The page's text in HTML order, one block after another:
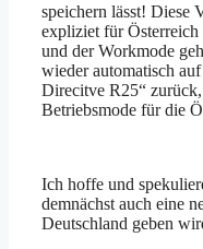
speichern lässt! Diese
expliziet für Österreich
und der Workmode
wieder automatisch auf
Direcitve R25“
Betriebsmode für die
Ich hoffe und
demnächst auch eine
Deutschland geben